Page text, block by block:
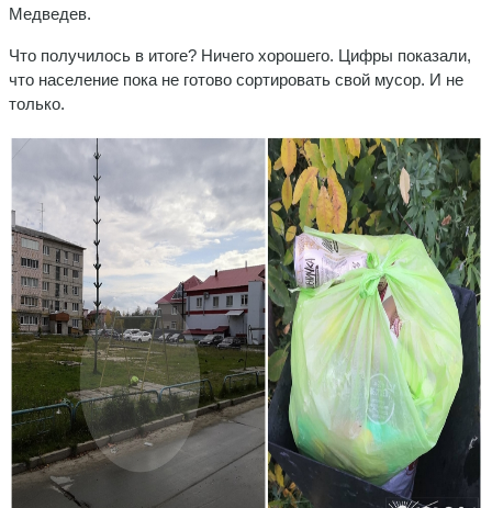
Медведев.
Что получилось в итоге? Ничего хорошего. Цифры показали,
что население пока не готово сортировать свой мусор. И не
только.